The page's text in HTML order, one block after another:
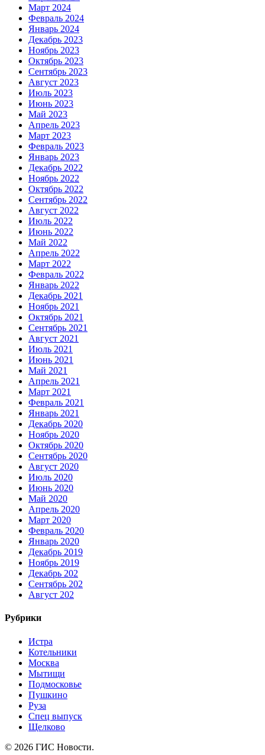
Март 2024
Февраль 2024
Январь 2024
Декабрь 2023
Ноябрь 2023
Октябрь 2023
Сентябрь 2023
Август 2023
Июль 2023
Июнь 2023
Май 2023
Апрель 2023
Март 2023
Февраль 2023
Январь 2023
Декабрь 2022
Ноябрь 2022
Октябрь 2022
Сентябрь 2022
Август 2022
Июль 2022
Июнь 2022
Май 2022
Апрель 2022
Март 2022
Февраль 2022
Январь 2022
Декабрь 2021
Ноябрь 2021
Октябрь 2021
Сентябрь 2021
Август 2021
Июль 2021
Июнь 2021
Май 2021
Апрель 2021
Март 2021
Февраль 2021
Январь 2021
Декабрь 2020
Ноябрь 2020
Октябрь 2020
Сентябрь 2020
Август 2020
Июль 2020
Июнь 2020
Май 2020
Апрель 2020
Март 2020
Февраль 2020
Январь 2020
Декабрь 2019
Ноябрь 2019
Декабрь 202
Сентябрь 202
Август 202
Рубрики
Истра
Котельники
Москва
Мытищи
Подмосковье
Пушкино
Руза
Спец выпуск
Щелково
© 2026 ГИС Новости.